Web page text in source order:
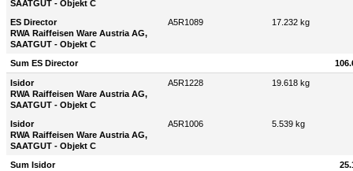
SAATGUT - Objekt C
ES Director
RWA Raiffeisen Ware Austria AG,
SAATGUT - Objekt C
A5R1089 17.232 kg
Sum ES Director
Isidor
RWA Raiffeisen Ware Austria AG,
SAATGUT - Objekt C
A5R1228 19.618 kg
Isidor
RWA Raiffeisen Ware Austria AG,
SAATGUT - Objekt C
A5R1006 5.539 kg
Sum Isidor